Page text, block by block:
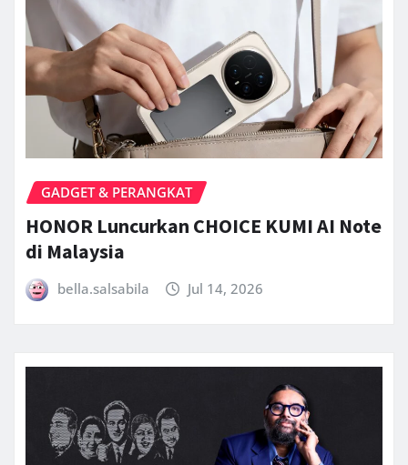
GADGET & PERANGKAT
HONOR Luncurkan CHOICE KUMI AI Note
di Malaysia
bella.salsabila Jul 14, 2026